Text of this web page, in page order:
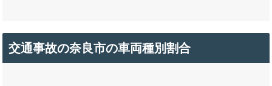
交通事故の奈良市の車両種別割合